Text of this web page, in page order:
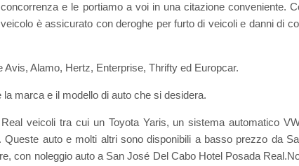
e le portiamo a voi in una citazione conveniente.
è assicurato con deroghe per furto di veicoli e danni di
Alamo, Hertz, Enterprise, Thrifty ed Europcar.
marca e il modello di auto che si desidera.
veicoli tra cui un Toyota Yaris, un sistema automatico
auto e molti altri sono disponibili a basso prezzo da
con noleggio auto a San José Del Cabo Hotel Posada